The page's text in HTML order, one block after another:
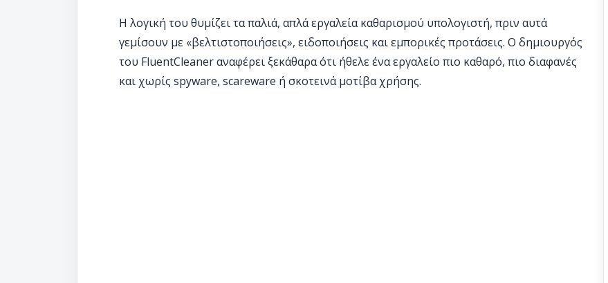
Η λογική του θυμίζει τα παλιά, απλά εργαλεία καθαρισμού υπολογιστή, πριν αυτά
γεμίσουν με «βελτιστοποιήσεις», ειδοποιήσεις και εμπορικές προτάσεις. Ο δημιουργός
του FluentCleaner αναφέρει ξεκάθαρα ότι ήθελε ένα εργαλείο πιο καθαρό, πιο διαφανές
και χωρίς spyware, scareware ή σκοτεινά μοτίβα χρήσης.